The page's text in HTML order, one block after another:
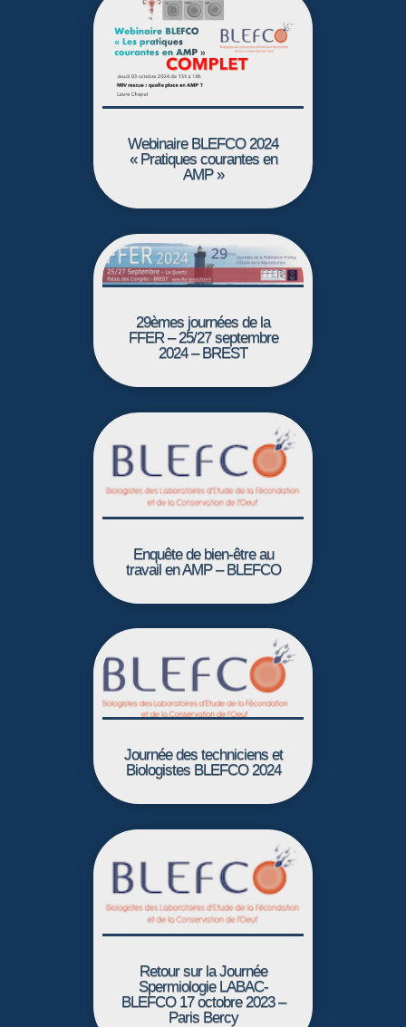
Webinaire BLEFCO 2024
« Pratiques courantes en
AMP »
29èmes journées de la
FFER – 25/27 septembre
2024 – BREST
Enquête de bien-être au
travail en AMP – BLEFCO
Journée des techniciens et
Biologistes BLEFCO 2024
Retour sur la Journée
Spermiologie LABAC-
BLEFCO 17 octobre 2023 –
Paris Bercy